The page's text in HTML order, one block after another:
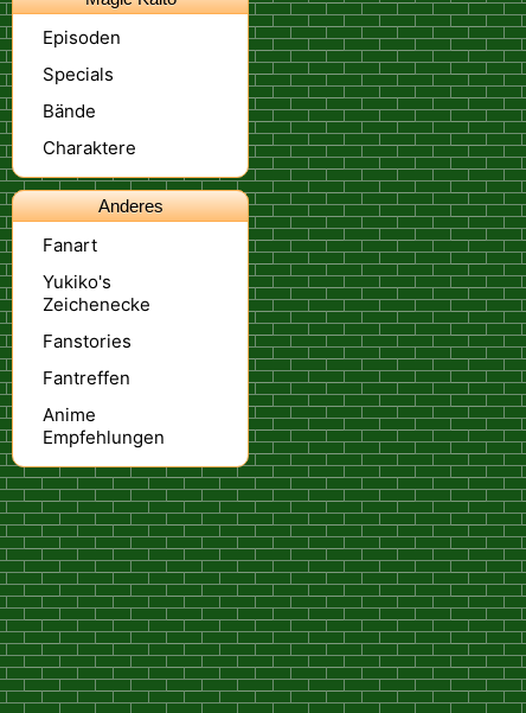
Episoden
Specials
Bände
Charaktere
Anderes
Fanart
Yukiko's
Zeichenecke
Fanstories
Fantreffen
Anime
Empfehlungen